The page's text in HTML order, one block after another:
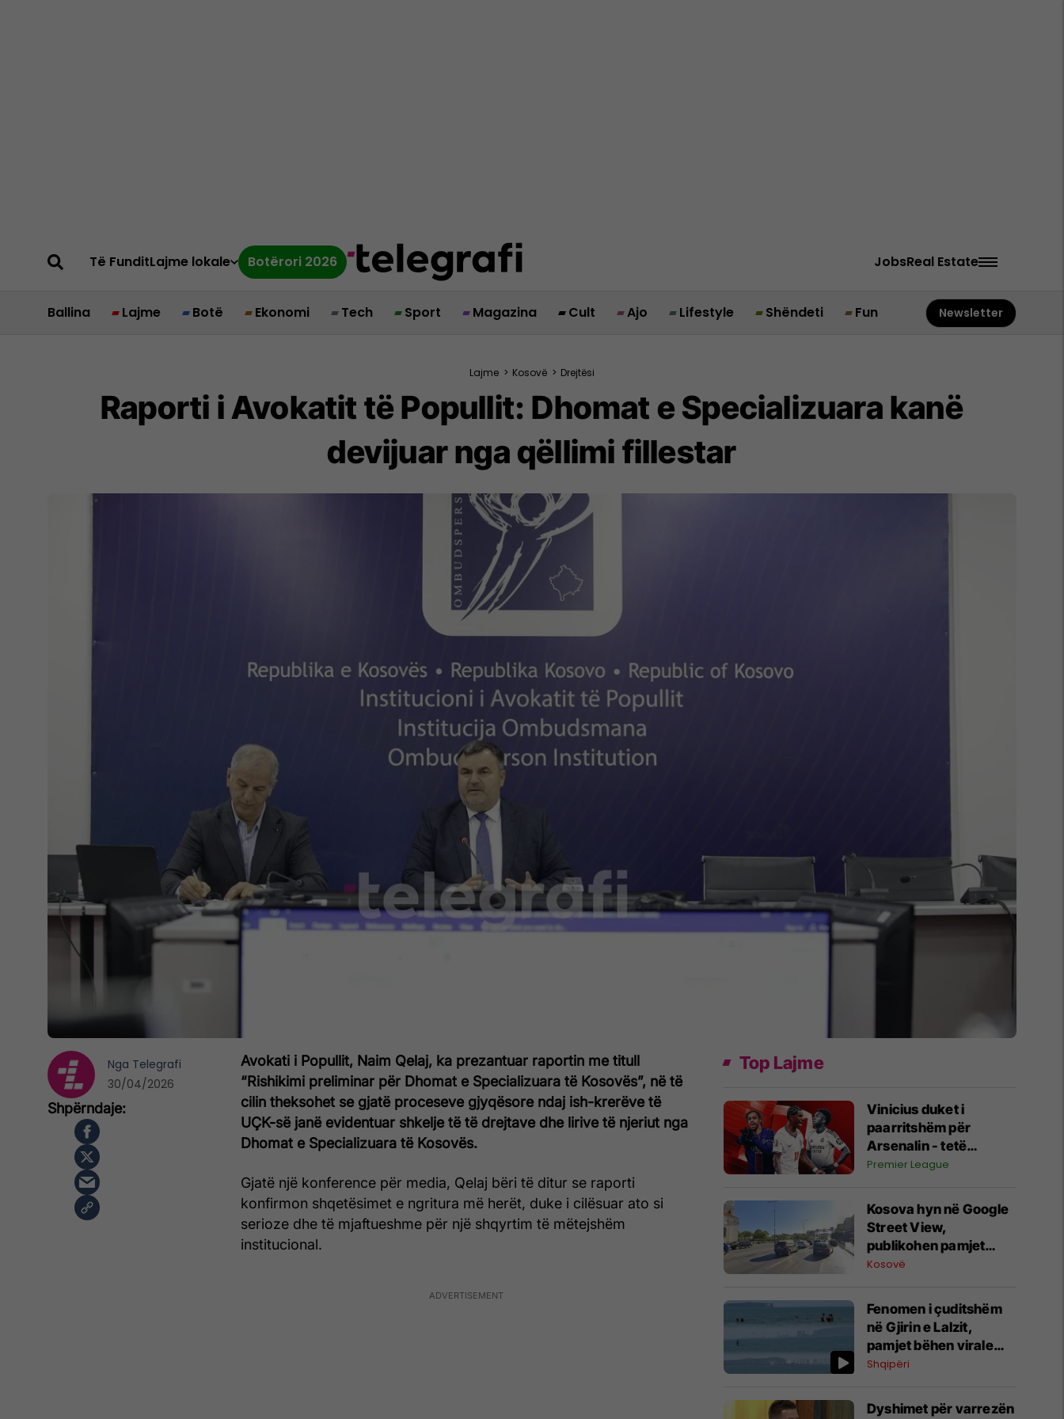
Të FunditLajme lokale Botërori 2026 JobsReal Estate
Ballina Lajme Botë Ekonomi Tech Sport Magazina Cult Ajo Lifestyle Shëndeti Fun Newsletter
Lajme > Kosovë > Drejtësi
Raporti i Avokatit të Popullit: Dhomat e Specializuara kanë
devijuar nga qëllimi fillestar
Avokati i Popullit, Naim Qelaj, ka prezantuar raportin me titull
“Rishikimi preliminar për Dhomat e Specializuara të Kosovës”, në të
cilin theksohet se gjatë proceseve gjyqësore ndaj ish-krerëve të
UÇK-së janë evidentuar shkelje të të drejtave dhe lirive të njeriut nga
Dhomat e Specializuara të Kosovës.
Gjatë një konference për media, Qelaj bëri të ditur se raporti
konfirmon shqetësimet e ngritura më herët, duke i cilësuar ato si
serioze dhe të mjaftueshme për një shqyrtim të mëtejshëm
institucional.
Nga Telegrafi
30/04/2026
Top Lajme
Vinicius duket i
paarritshëm për
Arsenalin - tetë
alternativa si
për krahun e majtë te
Topçinjtë
Premier League
Kosova hyn në Google
Street View,
publikohen pamjet
360-gradëshe
Kosovë
Fenomen i çuditshëm
në Gjirin e Lalzit,
pamjet bëhen virale
(Video)
Shqipëri
Dyshimet për varrezën